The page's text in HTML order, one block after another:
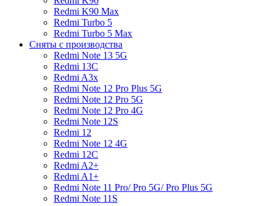
Redmi K90 Max
Redmi Turbo 5
Redmi Turbo 5 Max
Сняты с производства
Redmi Note 13 5G
Redmi 13C
Redmi A3x
Redmi Note 12 Pro Plus 5G
Redmi Note 12 Pro 5G
Redmi Note 12 Pro 4G
Redmi Note 12S
Redmi 12
Redmi Note 12 4G
Redmi 12C
Redmi A2+
Redmi A1+
Redmi Note 11 Pro/ Pro 5G/ Pro Plus 5G
Redmi Note 11S